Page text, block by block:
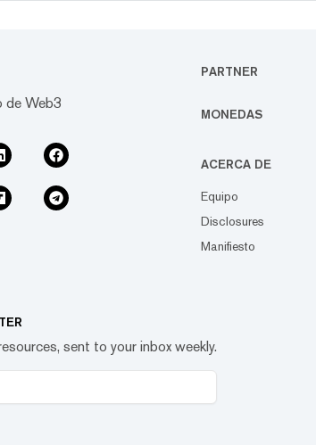
de Web3
PARTNER
MONEDAS
ACERCA DE
Equipo
Disclosures
Manifiesto
sent to your inbox weekly.